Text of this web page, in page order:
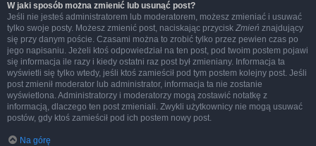
W jaki sposób można zmienić lub usunąć post?
Jeśli nie jesteś administratorem lub moderatorem, możesz zmieniać i usuwać
tylko swoje posty. Możesz zmienić post, naciskając przycisk Zmień znajdujący
się przy danym poście. Czasami można to zrobić tylko przez pewien czas po
jego napisaniu. Jeżeli ktoś odpowiedział na ten post, pod twoim postem pojawi
się informacja ile razy i kiedy ostatni raz post był zmieniany. Informacja ta
wyświetli się tylko wtedy, jeśli ktoś zamieścił pod tym postem kolejny post. Jeśli
post zmienił moderator lub administrator, informacja ta nie zostanie
wyświetlona. Administratorzy i moderatorzy mogą zostawić notatkę z
informacją, dlaczego ten post zmieniali. Zwykli użytkownicy nie mogą usuwać
postów, gdy ktoś zamieścił pod ich postem nowy post.
Na górę